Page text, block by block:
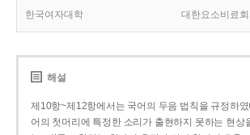
한국여자대학 대한요소비료
해설
제10항~제12항에서는 국어의 두음 법칙을 규정하
어의 첫머리에 특정한 소리가 출현하지 못하는 현상